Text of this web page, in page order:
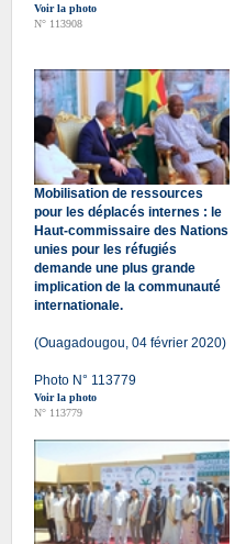
Voir la photo
N° 113908
Mobilisation de ressources
pour les déplacés internes : le
Haut-commissaire des Nations
unies pour les réfugiés
demande une plus grande
implication de la communauté
internationale.
(Ouagadougou, 04 février 2020)
Photo N° 113779
Voir la photo
N° 113779